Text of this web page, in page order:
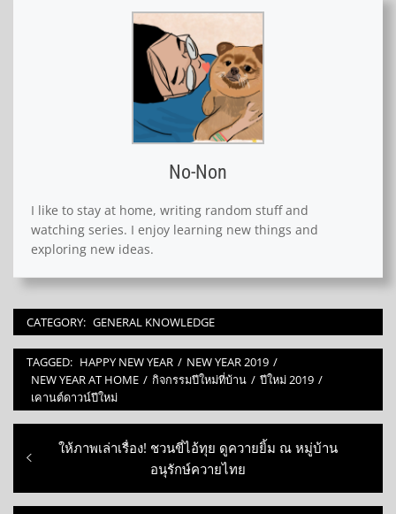
No-Non
I like to stay at home, writing random stuff and
watching series. I enjoy learning new things and
exploring new ideas.
CATEGORY: GENERAL KNOWLEDGE
TAGGED: HAPPY NEW YEAR / NEW YEAR 2019 /
NEW YEAR AT HOME / กิจกรรมปีใหม่ที่บ้าน / ปีใหม่ 2019 /
เคานต์ดาวน์ปีใหม่
Post
navigation
Previous
ให้ภาพเล่าเรื่อง! ชวนขี่ไอ้ทุย ดูควายยิ้ม ณ หมู่บ้าน
อนุรักษ์ควายไทย